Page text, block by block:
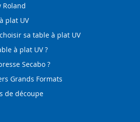
Roland
plat UV
sa table à plat UV
à plat UV ?
Secabo ?
Grands Formats
de découpe